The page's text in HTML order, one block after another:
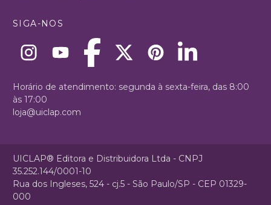
SIGA-NOS
Horário de atendimento: segunda à sexta-feira, das 8:00
às 17:00
loja@uiclap.com
UICLAP® Editora e Distribuidora Ltda - CNPJ
35.252.144/0001-10
Rua dos Ingleses, 524 - cj.5 - São Paulo/SP - CEP 01329-
000